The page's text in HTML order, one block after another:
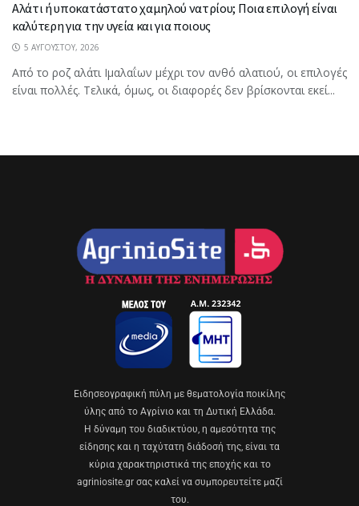
Αλάτι ή υποκατάστατο χαμηλού νατρίου; Ποια επιλογή είναι
καλύτερη για την υγεία και για ποιους
5 ΑΥΓΟΎΣΤΟΥ, 2026
Από το ροζ αλάτι Ιμαλαΐων μέχρι τον ανθό αλατιού, οι επιλογές
είναι πολλές. Τελικά, όμως, οι διαφορές δεν βρίσκονται εκεί...
Eιδησεογραφική πύλη με θεματολογία ποικίλης
ύλης από το Αγρίνιο και τη Δυτική Ελλάδα.
Η δύναμη του διαδικτύου, η αμεσότητα της
είδησης και η ταχύτατη διάδοσή της, είναι τα
κύρια χαρακτηριστικά της εποχής και το
agriniosite.gr σας καλεί να συμπορευτείτε μαζί
του.